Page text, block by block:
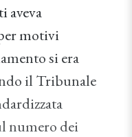
aveva
motivi
si era
il Tribunale
numero dei